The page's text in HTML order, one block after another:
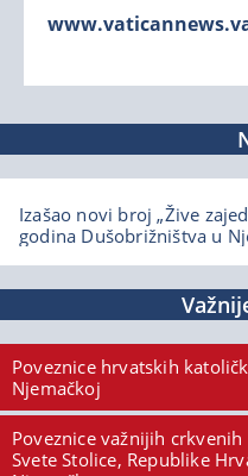
Izašao novi broj „Žive
godina Dušobrižništva u
Poveznice hrvatskih
Njemačkoj
Poveznice važnijih
Svete Stolice, Republike